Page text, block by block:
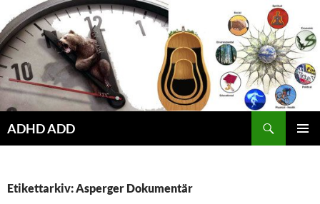
Hoppa
till
innehåll
ADHD ADD
Etikettarkiv: Asperger Dokumentär